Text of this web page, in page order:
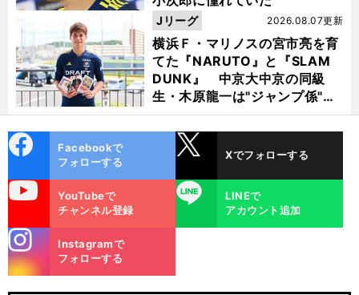
横浜Ｆ・マリノスの宮市亮を育
てた『NARUTO』と『SLAM
DUNK』 中京大中京の同級
生・木原龍一は"ジャンプ係"だ
った
2026.08.07更新
Jリーグ
ok
Facebookで
フォローする
Xでフォローする
YouTubeで
チャンネル登録
LINE
LINEで
アカウント追加
m
Instagramで
フォローする